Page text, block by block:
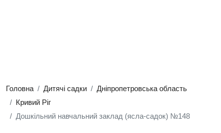
Головна Дитячі садки
Дніпропетровська область
Кривий Ріг
Дошкільний навчальний заклад (ясла-садок) №148